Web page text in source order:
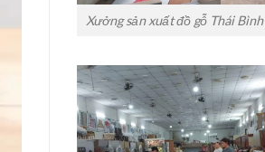
Xưởng sản xuất đồ gỗ Thái Bình